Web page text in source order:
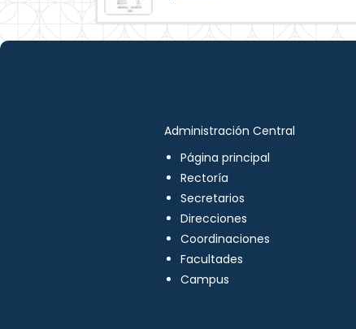
Administración Central
Página principal
Rectoría
Secretarios
Direcciones
Coordinaciones
Facultades
Campus